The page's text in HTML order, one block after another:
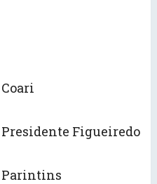
Figueiredo
Parintins